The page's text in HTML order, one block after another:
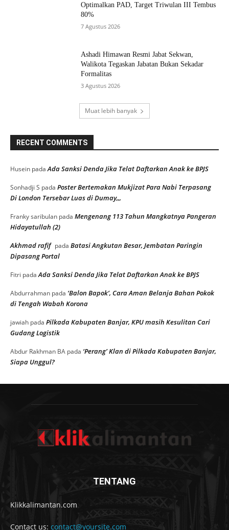
Optimalkan PAD, Target Triwulan III Tembus
80%
7 Agustus 2026
Ashadi Himawan Resmi Jabat Sekwan,
Walikota Tegaskan Jabatan Bukan Sekadar
Formalitas
3 Agustus 2026
Muat lebih banyak
RECENT COMMENTS
Husein padaAda Sanksi Denda Jika Telat Daftarkan Anak ke BPJS
Sonhadji S pada Poster Bertemakan Mukjizat Para Nabi Terpasang
Di London Tersebar Luas di Dumay,,,
Franky saribulan pada Mengenang 113 Tahun Mangkatnya Pangeran
Hidayatullah (2)
Akhmad rafif pada Batasi Angkutan Besar, Jembatan Paringin
Dipasang Portal
Fitri padaAda Sanksi Denda Jika Telat Daftarkan Anak ke BPJS
Abdurrahman pada ‘Balon Bapok’, Cara Aman Belanja Bahan Pokok
di Tengah Wabah Korona
jawiah pada Pilkada Kabupaten Banjar, KPU masih Kesulitan Cari
Gudang Logistik
Abdur Rakhman BA pada ‘Perang’ Klan di Pilkada Kabupaten Banjar,
Siapa Unggul?
TENTANG
Klikkalimantan.com
Contact us: contact@yoursite.com